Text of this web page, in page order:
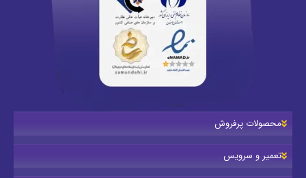
محصولات پرفروش
تعمیر و سرویس